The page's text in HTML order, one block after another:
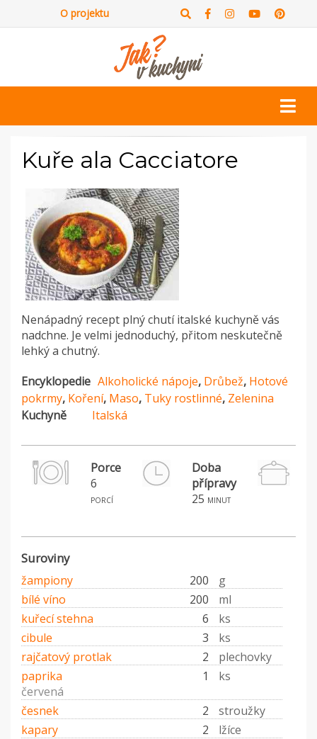
O projektu
Kuře ala Cacciatore
Nenápadný recept plný chutí italské kuchyně vás
nadchne. Je velmi jednoduchý, přitom neskutečně
lehký a chutný.
Encyklopedie Alkoholické nápoje, Drůbež, Hotové
pokrmy, Koření, Maso, Tuky rostlinné, Zelenina
Kuchyně
Italská
Porce
6
porcí
Doba
přípravy
25 minut
Suroviny
žampiony 200
g
bílé víno
200
ml
kuřecí stehna
6
ks
cibule
3
ks
rajčatový protlak
2
plechovky
paprika
1
ks
červená
česnek
2
stroužky
kapary
2
lžíce